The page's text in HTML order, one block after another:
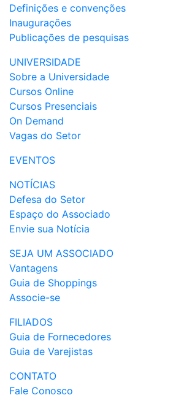
Definições e convenções
Inaugurações
Publicações de pesquisas
UNIVERSIDADE
Sobre a Universidade
Cursos Online
Cursos Presenciais
On Demand
Vagas do Setor
EVENTOS
NOTÍCIAS
Defesa do Setor
Espaço do Associado
Envie sua Notícia
SEJA UM ASSOCIADO
Vantagens
Guia de Shoppings
Associe-se
FILIADOS
Guia de Fornecedores
Guia de Varejistas
CONTATO
Fale Conosco